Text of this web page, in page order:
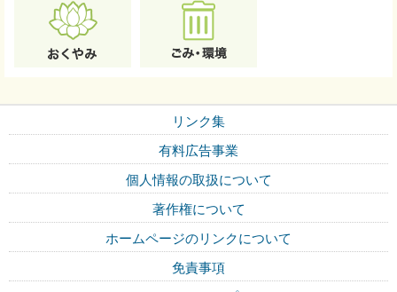
リンク集
有料広告事業
個人情報の取扱について
著作権について
ホームページのリンクについて
免責事項